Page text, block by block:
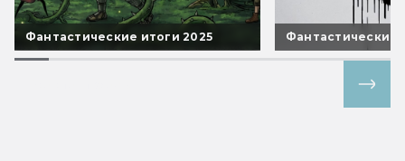
Фантастические итоги 2025 Фантастические